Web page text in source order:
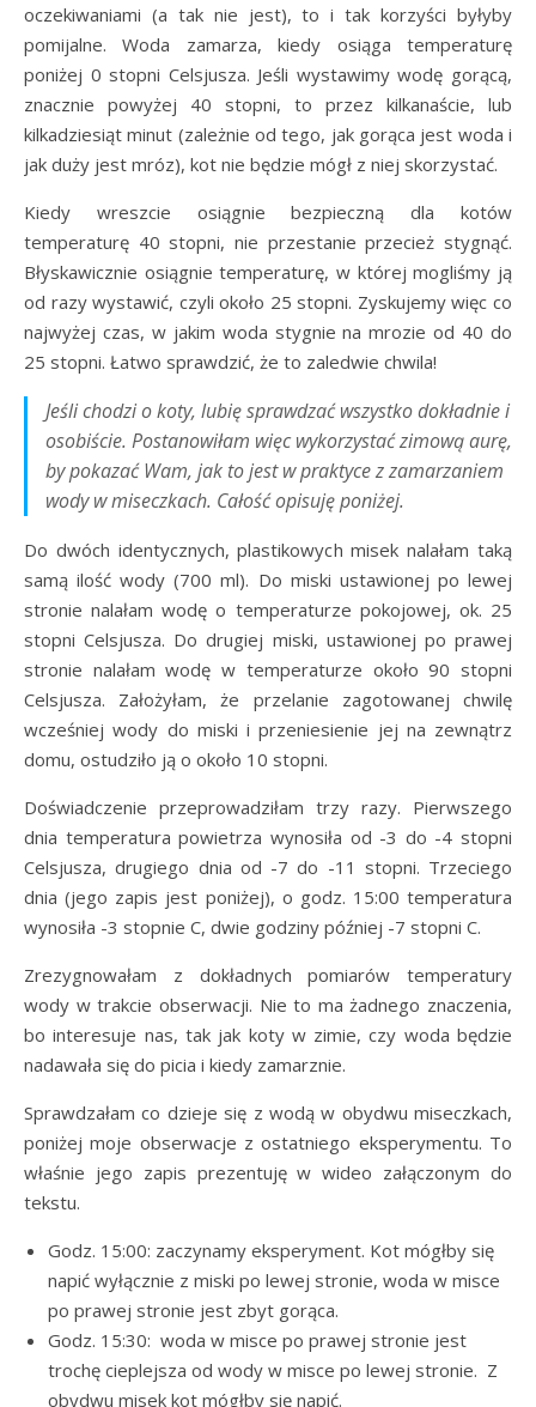
oczekiwaniami (a tak nie jest), to i tak korzyści byłyby
pomijalne. Woda zamarza, kiedy osiąga temperaturę
poniżej 0 stopni Celsjusza. Jeśli wystawimy wodę gorącą,
znacznie powyżej 40 stopni, to przez kilkanaście, lub
kilkadziesiąt minut (zależnie od tego, jak gorąca jest woda i
jak duży jest mróz), kot nie będzie mógł z niej skorzystać.
Kiedy wreszcie osiągnie bezpieczną dla kotów
temperaturę 40 stopni, nie przestanie przecież stygnąć.
Błyskawicznie osiągnie temperaturę, w której mogliśmy ją
od razy wystawić, czyli około 25 stopni. Zyskujemy więc co
najwyżej czas, w jakim woda stygnie na mrozie od 40 do
25 stopni. Łatwo sprawdzić, że to zaledwie chwila!
Jeśli chodzi o koty, lubię sprawdzać wszystko dokładnie i
osobiście. Postanowiłam więc wykorzystać zimową aurę,
by pokazać Wam, jak to jest w praktyce z zamarzaniem
wody w miseczkach. Całość opisuję poniżej.
Do dwóch identycznych, plastikowych misek nalałam taką
samą ilość wody (700 ml). Do miski ustawionej po lewej
stronie nalałam wodę o temperaturze pokojowej, ok. 25
stopni Celsjusza. Do drugiej miski, ustawionej po prawej
stronie nalałam wodę w temperaturze około 90 stopni
Celsjusza. Założyłam, że przelanie zagotowanej chwilę
wcześniej wody do miski i przeniesienie jej na zewnątrz
domu, ostudziło ją o około 10 stopni.
Doświadczenie przeprowadziłam trzy razy. Pierwszego
dnia temperatura powietrza wynosiła od -3 do -4 stopni
Celsjusza, drugiego dnia od -7 do -11 stopni. Trzeciego
dnia (jego zapis jest poniżej), o godz. 15:00 temperatura
wynosiła -3 stopnie C, dwie godziny później -7 stopni C.
Zrezygnowałam z dokładnych pomiarów temperatury
wody w trakcie obserwacji. Nie to ma żadnego znaczenia,
bo interesuje nas, tak jak koty w zimie, czy woda będzie
nadawała się do picia i kiedy zamarznie.
Sprawdzałam co dzieje się z wodą w obydwu miseczkach,
poniżej moje obserwacje z ostatniego eksperymentu. To
właśnie jego zapis prezentuję w wideo załączonym do
tekstu.
Godz. 15:00: zaczynamy eksperyment. Kot mógłby się
napić wyłącznie z miski po lewej stronie, woda w misce
po prawej stronie jest zbyt gorąca.
Godz. 15:30: woda w misce po prawej stronie jest
trochę cieplejsza od wody w misce po lewej stronie. Z
obydwu misek kot mógłby się napić.